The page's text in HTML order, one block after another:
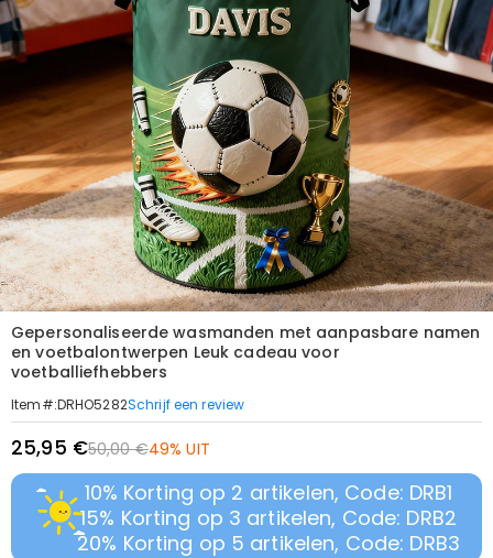
Gepersonaliseerde wasmanden met aanpasbare namen
en voetbalontwerpen Leuk cadeau voor
voetballiefhebbers
Item#:DRHO5282Schrijf een review
25,95 €50,00 €49% UIT
10% Korting op 2 artikelen, Code: DRB1
15% Korting op 3 artikelen, Code: DRB2
20% Korting op 5 artikelen, Code: DRB3